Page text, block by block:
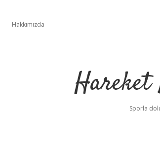
Hakkımızda
Hareket
Sporla